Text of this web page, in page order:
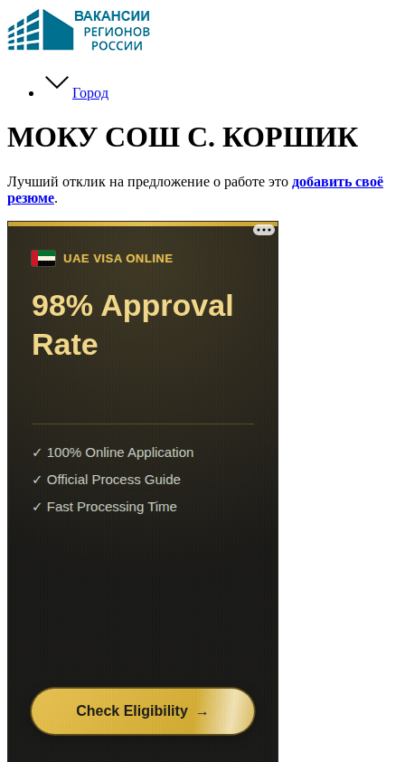
Город
МОКУ СОШ С. КОРШИК
Лучший отклик на предложение о работе это добавить своё
резюме.